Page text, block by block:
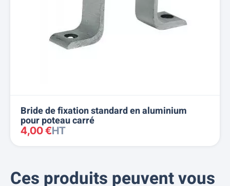
Bride de fixation standard en aluminium
pour poteau carré
4,00 €HT
Ces produits peuvent vous